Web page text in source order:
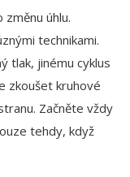
úhlu.
technikami.
tlak, jinému cyklus
zkoušet kruhové
Začněte vždy
tehdy, když